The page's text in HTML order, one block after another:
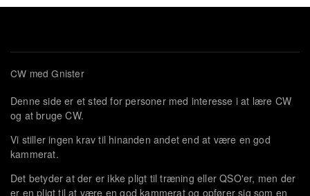
CW med Gnister
Denne side er et sted for personer med interesse i at lære CW
og at bruge CW.
Vi stiller ingen krav til hinanden andet end at være en god
kammerat.
Det betyder at der er ikke pligt til træning eller QSO'er, men der
er en pligt til at være en god kammerat og opfører sig som en